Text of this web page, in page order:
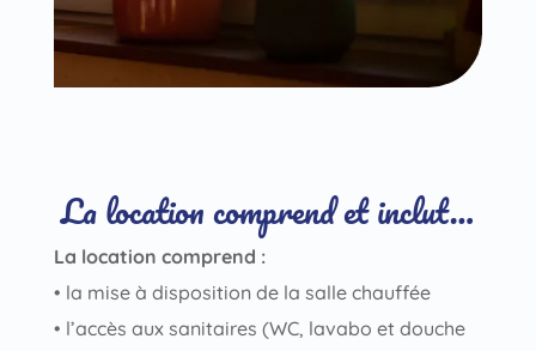
La location comprend et inclut…
La location comprend :
• la mise à disposition de la salle chauffée
• l’accès aux sanitaires (WC, lavabo et douche